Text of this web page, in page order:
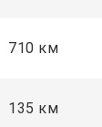
710 км
135 км